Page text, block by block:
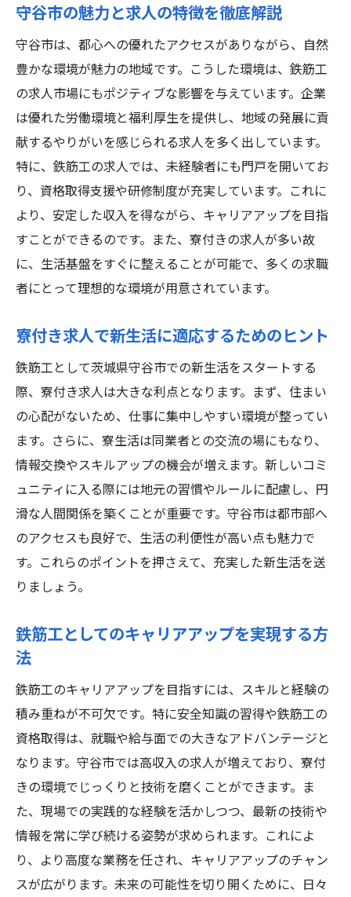
守谷市の鉄筋工求人の応募要件を解説
寮付き求人で生活を充実させるコツ
高収入求人の選び方と応募ポイント
鉄筋工としての安定した将来設計
守谷市での寮生活の利便性を活用する
鉄筋工求人での待遇と報酬を確認する
新たなキャリアへ守谷市の寮付き高収入鉄筋工
求人を紹介
守谷市の求人情報を詳しく紹介
寮付き高収入求人がもたらす新たな生活
鉄筋工としてのキャリアチェンジを考える
寮付き求人で安心して新生活をスタート
高収入を目指すための鉄筋工の役割
魅力的な鉄筋工求人守谷市で高収入と安定した
生活を
守谷市の鉄筋工求人の魅力を徹底分析
高収入を得るための求人選びの秘訣
寮付き求人で安定した暮らしを手に入れる
鉄筋工としてのやりがいと収入のバランス
守谷市での生活の質を向上させる求人情報
鉄筋工求人が地域経済に与える影響
守谷市の魅力と求人の特徴を徹底解説
守谷市は、都心への優れたアクセスがありながら、自然
豊かな環境が魅力の地域です。こうした環境は、鉄筋工
の求人市場にもポジティブな影響を与えています。企業
は優れた労働環境と福利厚生を提供し、地域の発展に貢
献するやりがいを感じられる求人を多く出しています。
特に、鉄筋工の求人では、未経験者にも門戸を開いてお
り、資格取得支援や研修制度が充実しています。これに
より、安定した収入を得ながら、キャリアアップを目指
すことができるのです。また、寮付きの求人が多い故
に、生活基盤をすぐに整えることが可能で、多くの求職
者にとって理想的な環境が用意されています。
寮付き求人で新生活に適応するためのヒント
鉄筋工として茨城県守谷市での新生活をスタートする
際、寮付き求人は大きな利点となります。まず、住まい
の心配がないため、仕事に集中しやすい環境が整ってい
ます。さらに、寮生活は同業者との交流の場にもなり、
情報交換やスキルアップの機会が増えます。新しいコミ
ュニティに入る際には地元の習慣やルールに配慮し、円
滑な人間関係を築くことが重要です。守谷市は都市部へ
のアクセスも良好で、生活の利便性が高い点も魅力で
す。これらのポイントを押さえて、充実した新生活を送
りましょう。
鉄筋工としてのキャリアアップを実現する方
法
鉄筋工のキャリアアップを目指すには、スキルと経験の
積み重ねが不可欠です。特に安全知識の習得や鉄筋工の
資格取得は、就職や給与面での大きなアドバンテージと
なります。守谷市では高収入の求人が増えており、寮付
きの環境でじっくりと技術を磨くことができます。ま
た、現場での実践的な経験を活かしつつ、最新の技術や
情報を常に学び続ける姿勢が求められます。これによ
り、より高度な業務を任され、キャリアアップのチャン
スが広がります。未来の可能性を切り開くために、日々